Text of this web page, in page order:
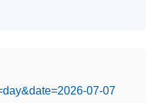
07-07